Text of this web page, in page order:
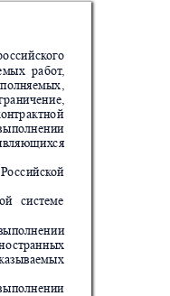
ссийского
мых работ,
олняемых
ничение,
онтрактной
полнении
хся
Российской
системе
ыполнении
странных
ваемых
полнении